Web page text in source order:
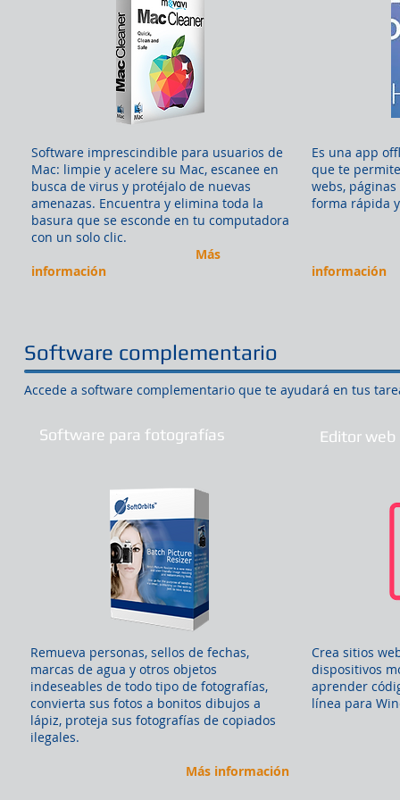
Software imprescindible para usuarios de
Mac: limpie y acelere su Mac, escanee en
busca de virus y protéjalo de nuevas
amenazas. Encuentra y elimina toda la
basura que se esconde en tu computadora
con un solo clic.
Más
información
Es una app
que te
webs,
forma rápida
información
Software complementario
Accede a software complementario que te ayudará en tus
Software para fotografías
Remueva personas, sellos de fechas,
marcas de agua y otros objetos
indeseables de todo tipo de fotografías,
convierta sus fotos a bonitos dibujos a
lápiz, proteja sus fotografías de copiados
ilegales.
Más información
Editor
Crea sitios
dispositivos
aprender
línea para